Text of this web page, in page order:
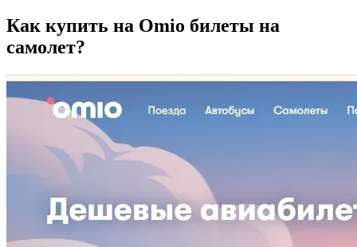
Как купить на Omio билеты на
самолет?